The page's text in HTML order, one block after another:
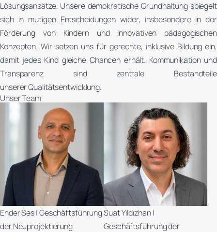
Lösungsansätze. Unsere demokratische Grundhaltung spiegelt
sich in mutigen Entscheidungen wider, insbesondere in der
Förderung von Kindern und innovativen pädagogischen
Konzepten. Wir setzen uns für gerechte, inklusive Bildung ein,
damit jedes Kind gleiche Chancen erhält. Kommunikation und
Transparenz sind zentrale Bestandteile
unserer Qualitätsentwicklung.
Unser Team
Ender Ses | Geschäftsführung
der Neuprojektierung
Suat Yıldızhan |
Geschäftsführung der